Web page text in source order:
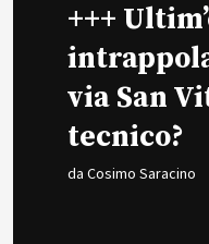
+++
via San
tecnico?
da Cosimo Saracino